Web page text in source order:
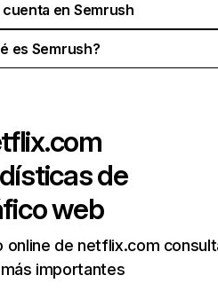
cuenta en Semrush
es Semrush?
de
web
online de netflix.com
importantes